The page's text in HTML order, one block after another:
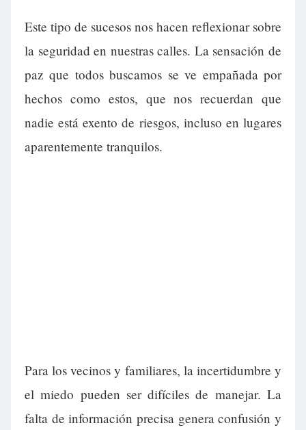
Este tipo de sucesos nos hacen reflexionar sobre
la seguridad en nuestras calles. La sensación de
paz que todos buscamos se ve empañada por
hechos como estos, que nos recuerdan que
nadie está exento de riesgos, incluso en lugares
aparentemente tranquilos.
Para los vecinos y familiares, la incertidumbre y
el miedo pueden ser difíciles de manejar. La
falta de información precisa genera confusión y